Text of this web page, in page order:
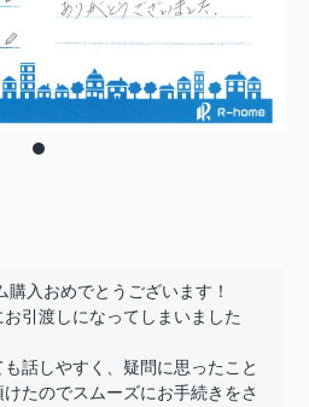
購入おめでとうございます！
引渡しになってしまいました
話しやすく、疑問に思ったこと
たのでスムーズにお手続きをさ